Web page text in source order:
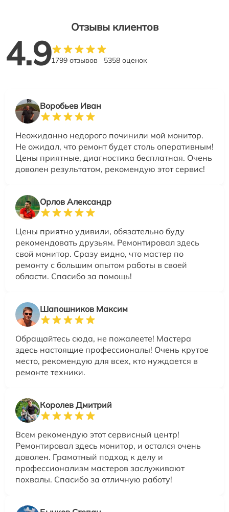
Отзывы клиентов
4.91799 отзывов 5358 оценок
Воробьев Иван
Неожиданно недорого починили мой монитор.
Не ожидал, что ремонт будет столь оперативным!
Цены приятные, диагностика бесплатная. Очень
доволен результатом, рекомендую этот сервис!
Орлов Александр
Цены приятно удивили, обязательно буду
рекомендовать друзьям. Ремонтировал здесь
свой монитор. Сразу видно, что мастер по
ремонту с большим опытом работы в своей
области. Спасибо за помощь!
Шапошников Максим
Обращайтесь сюда, не пожалеете! Мастера
здесь настоящие профессионалы! Очень крутое
место, рекомендую для всех, кто нуждается в
ремонте техники.
Королев Дмитрий
Всем рекомендую этот сервисный центр!
Ремонтировал здесь монитор, и остался очень
доволен. Грамотный подход к делу и
профессионализм мастеров заслуживают
похвалы. Спасибо за отличную работу!